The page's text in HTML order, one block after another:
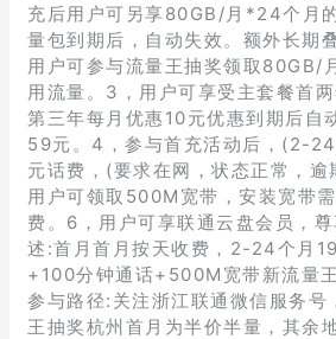
充后用户可另享80GB/月*24个月
量包到期后，自动失效。额外长期
用户可参与流量王抽奖领取80GB/
用流量。3，用户可享受主套餐首
第三年每月优惠10元优惠到期后自
59元。4，参与首充活动后，(2-
元话费，(要求在网，状态正常，逾
用户可领取500M宽带，安装宽带
费。6，用户可享联通云盘会员，
述:首月首月按天收费，2-24个月
+100分钟通话+500M宽带新流量
参与路径:关注浙江联通微信服务号
王抽奖杭州首月为半价半量，其余